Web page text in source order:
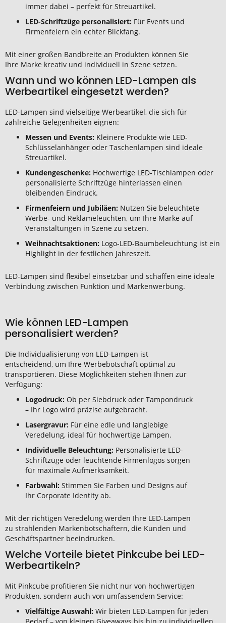
immer dabei – perfekt für Streuartikel.
LED-Schriftzüge personalisiert: Für Events und
Firmenfeiern ein echter Blickfang.
Mit einer großen Bandbreite an Produkten können Sie
Ihre Marke kreativ und individuell in Szene setzen.
Wann und wo können LED-Lampen als
Werbeartikel eingesetzt werden?
LED-Lampen sind vielseitige Werbeartikel, die sich für
zahlreiche Gelegenheiten eignen:
Messen und Events: Kleinere Produkte wie LED-
Schlüsselanhänger oder Taschenlampen sind ideale
Streuartikel.
Kundengeschenke: Hochwertige LED-Tischlampen oder
personalisierte Schriftzüge hinterlassen einen
bleibenden Eindruck.
Firmenfeiern und Jubiläen: Nutzen Sie beleuchtete
Werbe- und Reklameleuchten, um Ihre Marke auf
Veranstaltungen in Szene zu setzen.
Weihnachtsaktionen: Logo-LED-Baumbeleuchtung ist ein
Highlight in der festlichen Jahreszeit.
LED-Lampen sind flexibel einsetzbar und schaffen eine ideale
Verbindung zwischen Funktion und Markenwerbung.
Wie können LED-Lampen
personalisiert werden?
Die Individualisierung von LED-Lampen ist
entscheidend, um Ihre Werbebotschaft optimal zu
transportieren. Diese Möglichkeiten stehen Ihnen zur
Verfügung:
Logodruck: Ob per Siebdruck oder Tampondruck
– Ihr Logo wird präzise aufgebracht.
Lasergravur: Für eine edle und langlebige
Veredelung, ideal für hochwertige Lampen.
Individuelle Beleuchtung: Personalisierte LED-
Schriftzüge oder leuchtende Firmenlogos sorgen
für maximale Aufmerksamkeit.
Farbwahl: Stimmen Sie Farben und Designs auf
Ihr Corporate Identity ab.
Mit der richtigen Veredelung werden Ihre LED-Lampen
zu strahlenden Markenbotschaftern, die Kunden und
Geschäftspartner beeindrucken.
Welche Vorteile bietet Pinkcube bei LED-
Werbeartikeln?
Mit Pinkcube profitieren Sie nicht nur von hochwertigen
Produkten, sondern auch von umfassendem Service:
Vielfältige Auswahl: Wir bieten LED-Lampen für jeden